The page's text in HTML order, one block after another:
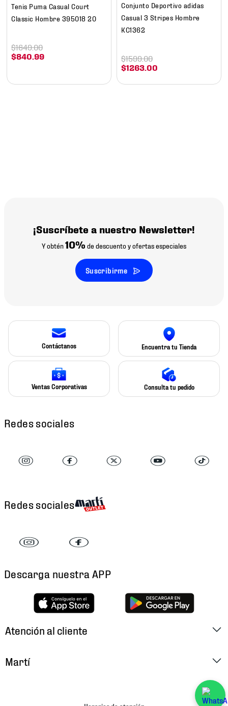
Tenis Puma Casual Court
Classic Hombre 395018 20
$840.99
$1649.00
Conjunto Deportivo adidas
Casual 3 Stripes Hombre
KC1362
$1263.00
$1599.00
¡Suscríbete a nuestro Newsletter!
Y obtén10% de descuento y ofertas especiales
Suscribirme
Contáctanos Encuentra tu Tienda
Ventas Corporativas Consulta tu pedido
Redes sociales
Redes sociales
Descarga nuestra APP
Atención al cliente
Martí